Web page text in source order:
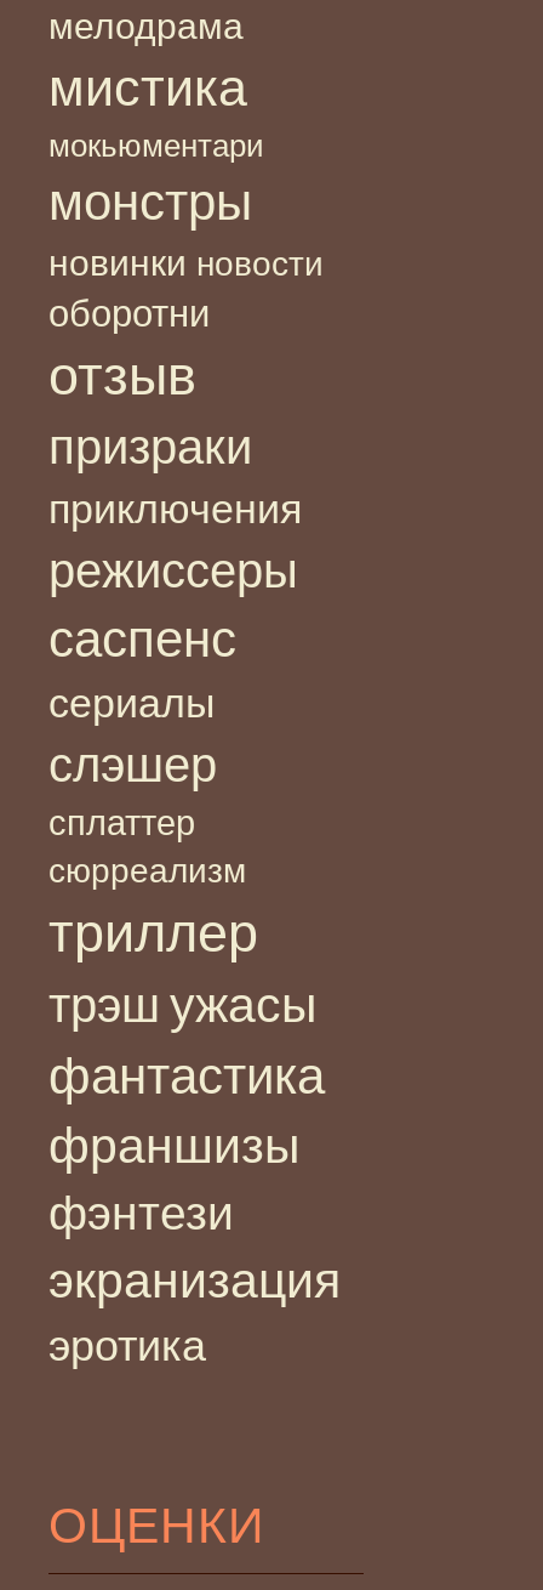
мелодрама
мистика
мокьюментари
монстры
новинки новости
оборотни
отзыв
призраки
приключения
режиссеры
саспенс
сериалы
слэшер
сплаттер
сюрреализм
триллер
трэш ужасы
фантастика
франшизы
фэнтези
экранизация
эротика
ОЦЕНКИ